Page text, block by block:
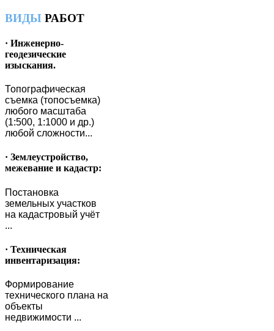
ВИДЫ РАБОТ
· Инженерно-
геодезические
изыскания.
Топографическая
съемка (топосъемка)
любого масштаба
(1:500, 1:1000 и др.)
любой сложности...
· Землеустройство,
межевание и кадастр:
Постановка
земельных участков
на кадастровый учёт
...
· Техническая
инвентаризация:
Формирование
технического плана на
объекты
недвижимости ...